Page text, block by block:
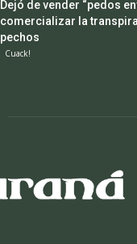
Dejó de vender “pedos
comercializar la
pechos
Cuack!